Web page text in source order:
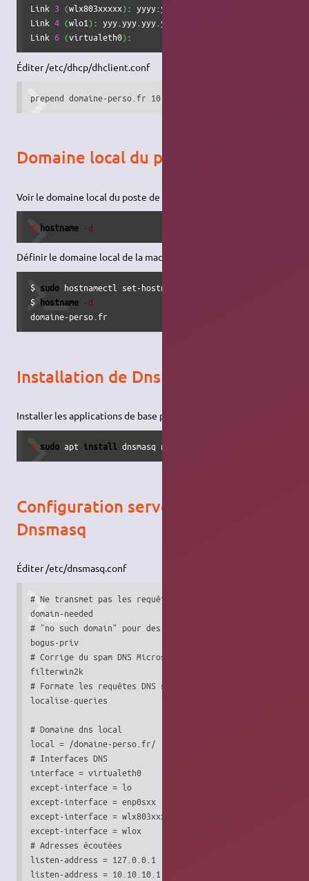
Link 3 (wlx803xxxxx): yyyy:yyyy:yyyy::yyyy
Link 4 (wlo1): yyy.yyy.yyy.yyy
Link 6 (virtualeth0):
Éditer /etc/dhcp/dhclient.conf
prepend domaine-perso.fr 10.10.10.1 fd00::;
Domaine local du poste de travail
Voir le domaine local du poste de travail
$ hostname -d
Définir le domaine local de la machine Ubuntu
$ sudo hostnamectl set-hostname MachineUbuntu.domaine-
$ hostname -d
domaine-perso.fr
Installation de Dnsmasq
Installer les applications de base pour Dnsmasq et sa gestion
$ sudo apt install dnsmasq net-tools
Configuration serveur DNS de
Dnsmasq
Éditer /etc/dnsmasq.conf
# Ne transmet pas les requêtes ne contenant pas un nom de
domain-needed
# "no such domain" pour des adresses IP privées non
bogus-priv
# Corrige du spam DNS Microsoft
filterwin2k
# Formate les requêtes DNS suivant l’interface réseau
localise-queries
# Domaine dns local
local = /domaine-perso.fr/
# Interfaces DNS
interface = virtualeth0
except-interface = lo
except-interface = enp0sxx
except-interface = wlx803xxxxx
except-interface = wlox
# Adresses écoutées
listen-address = 127.0.0.1
listen-address = 10.10.10.1